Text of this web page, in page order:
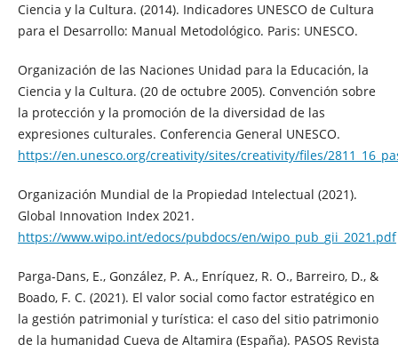
Ciencia y la Cultura. (2014). Indicadores UNESCO de Cultura
para el Desarrollo: Manual Metodológico. Paris: UNESCO.
Organización de las Naciones Unidad para la Educación, la
Ciencia y la Cultura. (20 de octubre 2005). Convención sobre
la protección y la promoción de la diversidad de las
expresiones culturales. Conferencia General UNESCO.
https://en.unesco.org/creativity/sites/creativity/files/
Organización Mundial de la Propiedad Intelectual (2021).
Global Innovation Index 2021.
https://www.wipo.int/edocs/pubdocs/en/wipo_pub_gii_2021.pdf
Parga-Dans, E., González, P. A., Enríquez, R. O., Barreiro, D., &
Boado, F. C. (2021). El valor social como factor estratégico en
la gestión patrimonial y turística: el caso del sitio patrimonio
de la humanidad Cueva de Altamira (España). PASOS Revista